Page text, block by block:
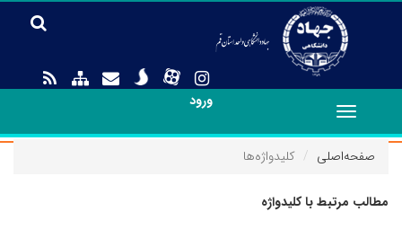
ورود
Toggle
navigation
صفحه‌اصلی
کلیدواژه‌ها
مطالب مرتبط با کلیدواژه